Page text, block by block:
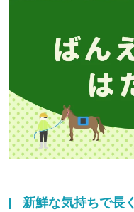
新鮮な気持ちで長